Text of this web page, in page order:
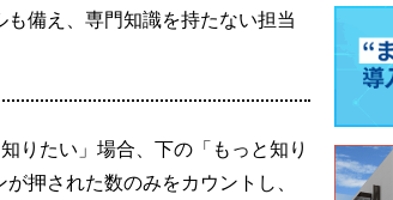
備え、専門知識を持たない担当
りたい」場合、下の「もっと知り
押された数のみをカウントし、